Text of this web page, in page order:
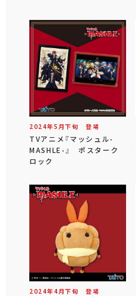
2024年5 月下旬 登場
TVアニメ『マッシュル-
MASHLE-』 ポスターク
ロック
2024年4 月下旬 登場